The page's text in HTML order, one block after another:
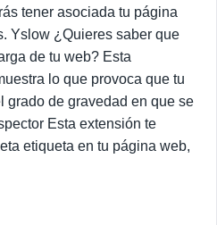
tener asociada tu página
Yslow ¿Quieres saber que
de tu web? Esta
lo que provoca que tu
grado de gravedad en que se
Esta extensión te
etiqueta en tu página web,